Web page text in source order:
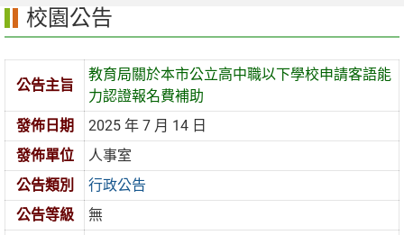
區
校園公告
公告主旨
教育局關於本市公立高中職以下學校申請客語能
力認證報名費補助
發佈日期
2025 年 7 月 14 日
發佈單位
人事室
公告類別
行政公告
公告等級
無